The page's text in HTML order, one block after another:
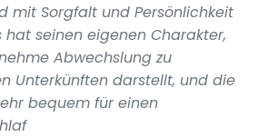
mit Sorgfalt und Persönlichkeit
hat seinen eigenen Charakter,
Abwechslung zu
Unterkünften darstellt, und die
bequem für einen